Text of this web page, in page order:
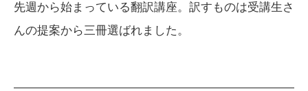
先週から始まっている翻訳講座。訳すものは受講生さ
んの提案から三冊選ばれました。